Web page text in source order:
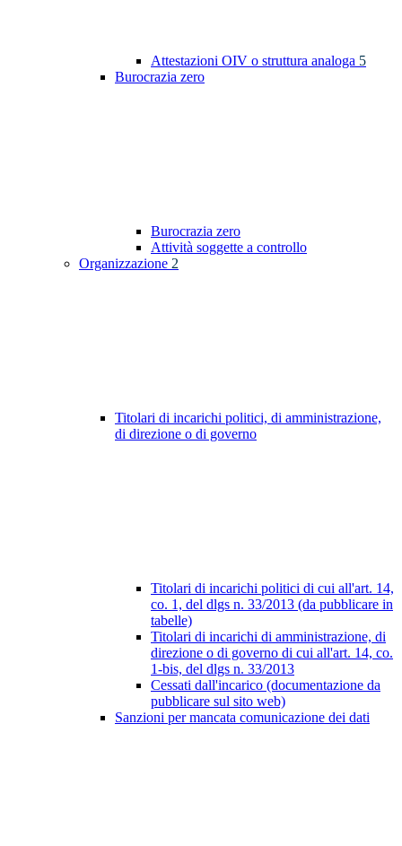
Attestazioni OIV o struttura analoga 5
Burocrazia zero
Burocrazia zero
Attività soggette a controllo
Organizzazione 2
Titolari di incarichi politici, di amministrazione,
di direzione o di governo
Titolari di incarichi politici di cui all'art. 14,
co. 1, del dlgs n. 33/2013 (da pubblicare in
tabelle)
Titolari di incarichi di amministrazione, di
direzione o di governo di cui all'art. 14, co.
1-bis, del dlgs n. 33/2013
Cessati dall'incarico (documentazione da
pubblicare sul sito web)
Sanzioni per mancata comunicazione dei dati